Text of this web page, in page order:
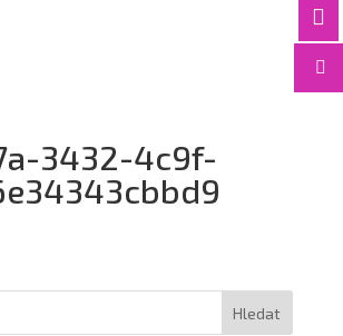


3432-4c9f-